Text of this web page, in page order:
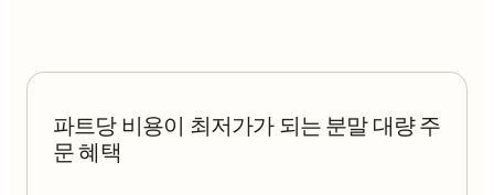
파트당 비용이 최저가가 되는 분말 대량 주
문 혜택